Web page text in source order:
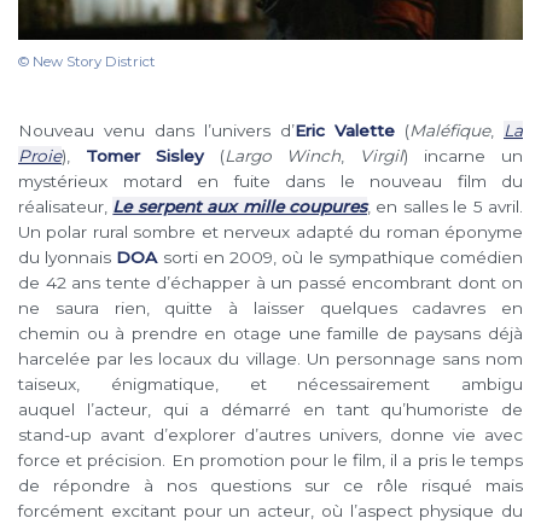
© New Story District
Nouveau venu dans l’univers d’Eric Valette (Maléfique,
La
Proie), Tomer Sisley(Largo Winch Virgil) incarne un
mystérieux motard en fuite dans le nouveau film du
réalisateur, Le serpent aux mille coupures, en salles le 5 avril.
Un polar rural sombre et nerveux adapté du roman éponyme
du lyonnais DOA sorti en 2009, où le sympathique comédien
de 42 ans tente d’échapper à un passé encombrant dont on
ne saura rien, quitte à laisser quelques cadavres en
chemin ou à prendre en otage une famille de paysans déjà
harcelée par les locaux du village. Un personnage sans nom
taiseux, énigmatique, et nécessairement ambigu
auquel l’acteur, qui a démarré en tant qu’humoriste de
stand-up avant d’explorer d’autres univers, donne vie avec
force et précision. En promotion pour le film, il a pris le temps
de répondre à nos questions sur ce rôle risqué mais
forcément excitant pour un acteur, où l’aspect physique du